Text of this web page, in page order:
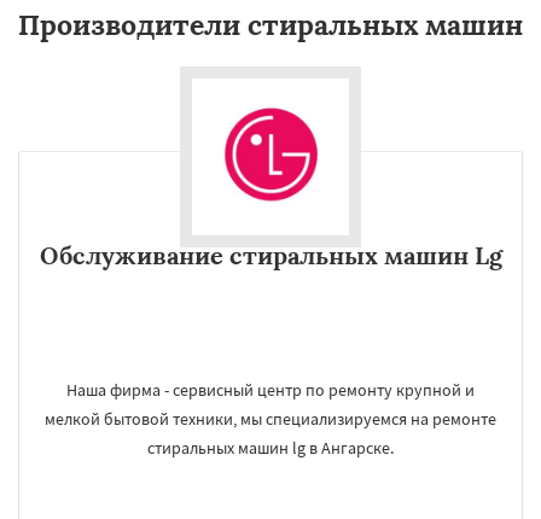
Производители стиральных машин
Обслуживание стиральных машин Lg
Наша фирма - сервисный центр по ремонту крупной и
мелкой бытовой техники, мы специализируемся на ремонте
стиральных машин lg в Ангарске.